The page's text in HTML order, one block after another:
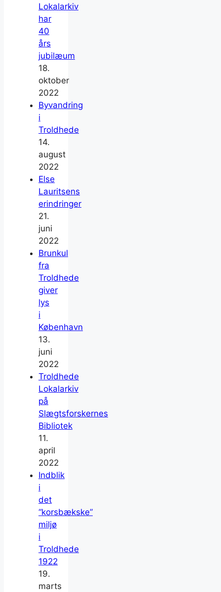
Lokalarkiv
har
40
års
jubilæum
18.
oktober
2022
Byvandring
i
Troldhede
14.
august
2022
Else
Lauritsens
erindringer
21.
juni
2022
Brunkul
fra
Troldhede
giver
lys
i
København
13.
juni
2022
Troldhede
Lokalarkiv
på
Slægtsforskernes
Bibliotek
11.
april
2022
Indblik
i
det
“korsbækske”
miljø
i
Troldhede
1922
19.
marts